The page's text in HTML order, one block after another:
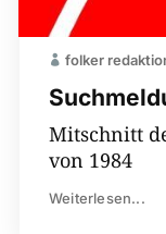
folker
Mitschnitt
von 1984
Weiterlesen...